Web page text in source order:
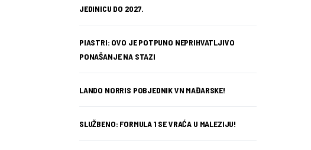
JEDINICU DO 2027.
PIASTRI: OVO JE POTPUNO NEPRIHVATLJIVO
PONAŠANJE NA STAZI
LANDO NORRIS POBJEDNIK VN MAĐARSKE!
SLUŽBENO: FORMULA 1 SE VRAĆA U MALEZIJU!